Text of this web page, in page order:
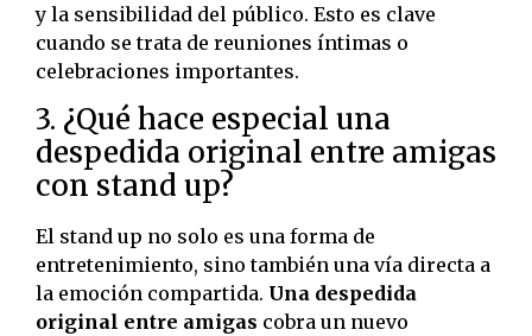
y la sensibilidad del público. Esto es clave
cuando se trata de reuniones íntimas o
celebraciones importantes.
3. ¿Qué hace especial una
despedida original entre amigas
con stand up?
El stand up no solo es una forma de
entretenimiento, sino también una vía directa a
la emoción compartida. Una despedida
original entre amigas cobra un nuevo